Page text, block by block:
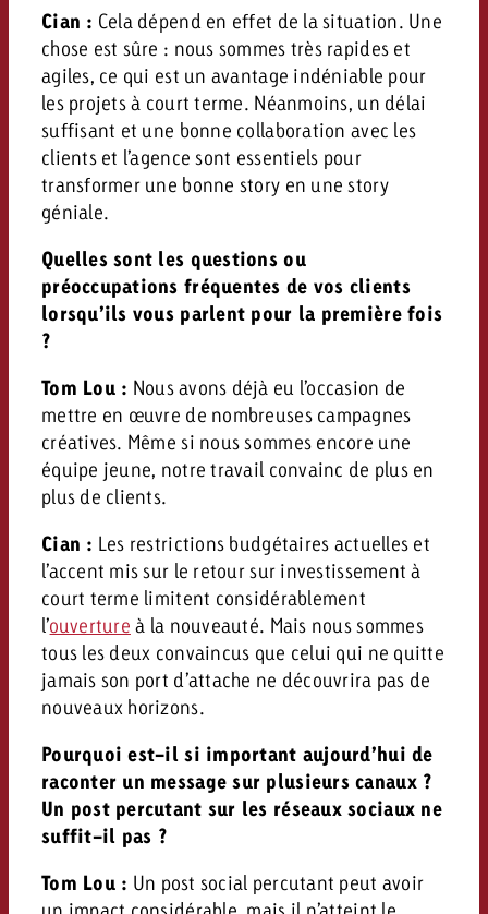
Cian : Cela dépend en effet de la situation. Une
chose est sûre : nous sommes très rapides et
agiles, ce qui est un avantage indéniable pour
les projets à court terme. Néanmoins, un délai
suffisant et une bonne collaboration avec les
clients et l’agence sont essentiels pour
transformer une bonne story en une story
géniale.
Quelles sont les questions ou
préoccupations fréquentes de vos clients
lorsqu’ils vous parlent pour la première fois
?
Tom Lou : Nous avons déjà eu l’occasion de
mettre en œuvre de nombreuses campagnes
créatives. Même si nous sommes encore une
équipe jeune, notre travail convainc de plus en
plus de clients.
Cian : Les restrictions budgétaires actuelles et
l’accent mis sur le retour sur investissement à
court terme limitent considérablement
l’ouverture à la nouveauté. Mais nous sommes
tous les deux convaincus que celui qui ne quitte
jamais son port d’attache ne découvrira pas de
nouveaux horizons.
Pourquoi est-il si important aujourd’hui de
raconter un message sur plusieurs canaux ?
Un post percutant sur les réseaux sociaux ne
suffit-il pas ?
Tom Lou : Un post social percutant peut avoir